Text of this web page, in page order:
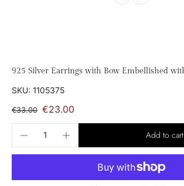
925 Silver Earrings with Bow Embellished
SKU: 1105375
€33.00 €23.00
Add to cart